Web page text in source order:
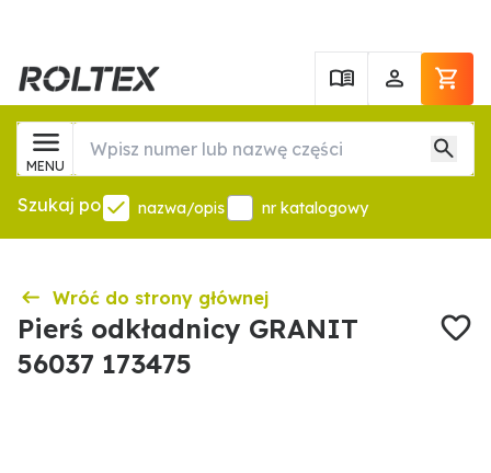
MENU
Szukaj po nazwa/opis nr katalogowy
Wróć do strony głównej
Pierś odkładnicy GRANIT
56037 173475